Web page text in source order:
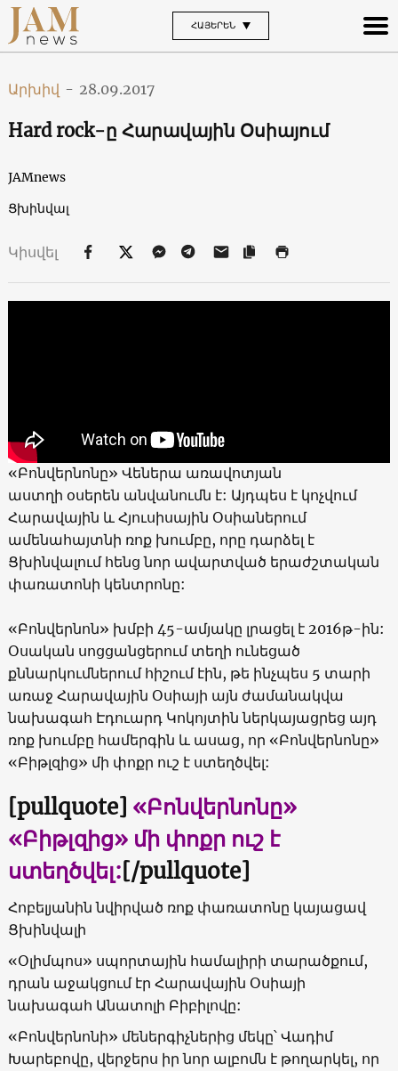
ՀԱՅԵՐԵՆ
Արխիվ - 28.09.2017
Hard rock-ը Հարավային Օսիայում
JAMnews
Ցխինվալ
Կիսվել
«Բոնվերնոնը» Վեներա առավոտյան
աստղի օսերեն անվանումն է: Այդպես է կոչվում
Հարավային և Հյուսիսային Օսիաներում
ամենահայտնի ռոք խումբը, որը դարձել է
Ցխինվալում հենց նոր ավարտված երաժշտական
փառատոնի կենտրոնը:
«Բոնվերնոն» խմբի 45-ամյակը լրացել է 2016թ-ին:
Օսական սոցցանցերում տեղի ունեցած
քննարկումներում հիշում էին, թե ինչպես 5 տարի
առաջ Հարավային Օսիայի այն ժամանակվա
նախագահ Էդուարդ Կոկոյտին ներկայացրեց այդ
ռոք խումբը համերգին և ասաց, որ «Բոնվերնոնը»
«Բիթլզից» մի փոքր ուշ է ստեղծվել:
[pullquote] «Բոնվերնոնը»
«Բիթլզից» մի փոքր ուշ է
ստեղծվել:[/pullquote]
Հոբելյանին նվիրված ռոք փառատոնը կայացավ
Ցխինվալի
«Օլիմպոս» սպորտային համալիրի տարածքում,
դրան աջակցում էր Հարավային Օսիայի
նախագահ Անատոլի Բիբիլովը:
«Բոնվերնոնի» մեներգիչներից մեկը՝ Վադիմ
Խարեբովը, վերջերս իր նոր ալբոմն է թողարկել, որ